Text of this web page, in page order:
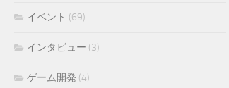
イベント (69)
インタビュー (3)
ゲーム開発 (4)